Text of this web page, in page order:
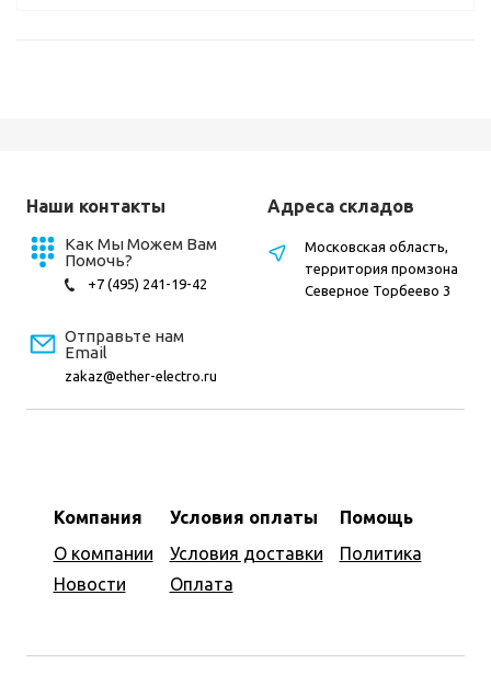
Наши контакты
Как Мы Можем Вам
Помочь?
+7 (495) 241-19-42
Отправьте нам
Email
zakaz@ether-electro.ru
Компания
О компании
Новости
Условия оплаты
Условия доставки
Оплата
Помощь
Политика
Адреса складов
Московская область,
территория промзона
Северное Торбеево 3